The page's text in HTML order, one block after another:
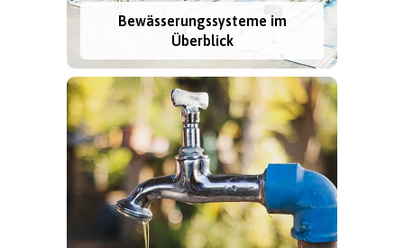
Bewässerungssysteme im
Überblick